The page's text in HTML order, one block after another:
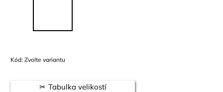
Kód: Zvolte variantu
Tabulka velikostí